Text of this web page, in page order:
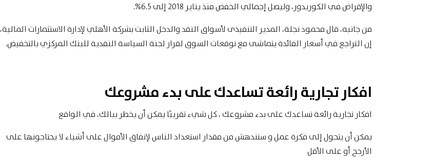
والإقراض في الكوريدور، وليصل إجمالي الخفض منذ يناير 2018 إلى 6.5%.
من جانبه، قال محمود نجلة، المدير التنفيذى لأسواق النقد والدخل الثابت بشركة الأهلي لإدارة الاستثمارات المالية،
إن التراجع في أسعار الفائدة يتماشى مع توقعات السوق لقرار لجنة السياسة النقدية للبنك المركزي بالتخفيض.
افكار تجارية رائعة تساعدك على بدء مشروعك
افكار تجارية رائعة تساعدك على بدء مشروعك ، كل شيء تقريبًا يمكن أن يخطر ببالك، في الواقع
يمكن أن يتحول إلى فكرة عمل و ستندهش من مقدار استعداد الناس لإنفاق الأموال على أشياء لا يحتاجونها على
الأرجح أو على الأقل